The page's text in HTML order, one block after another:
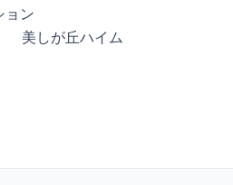
ョン
美しが丘ハイム